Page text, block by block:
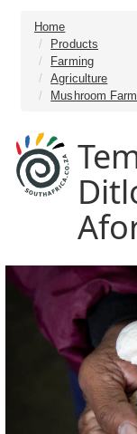
Home
Products
Farming
Agriculture
Mushroom